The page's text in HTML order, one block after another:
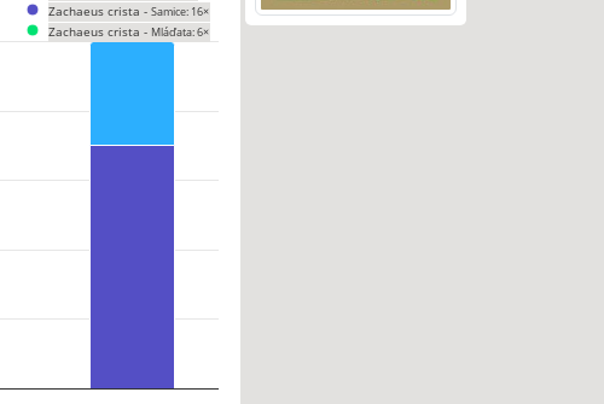
Zachaeus crista - Samice: 16×
Zachaeus crista - Mláďata: 6×